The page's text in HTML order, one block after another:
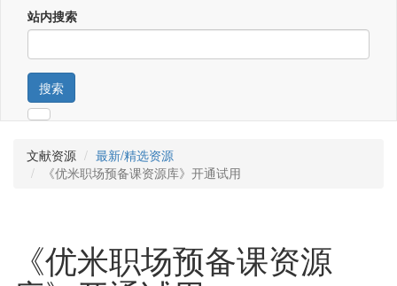
站内搜索
搜索
文献资源
最新/精选资源
《优米职场预备课资源库》开通试用
《优米职场预备课资源